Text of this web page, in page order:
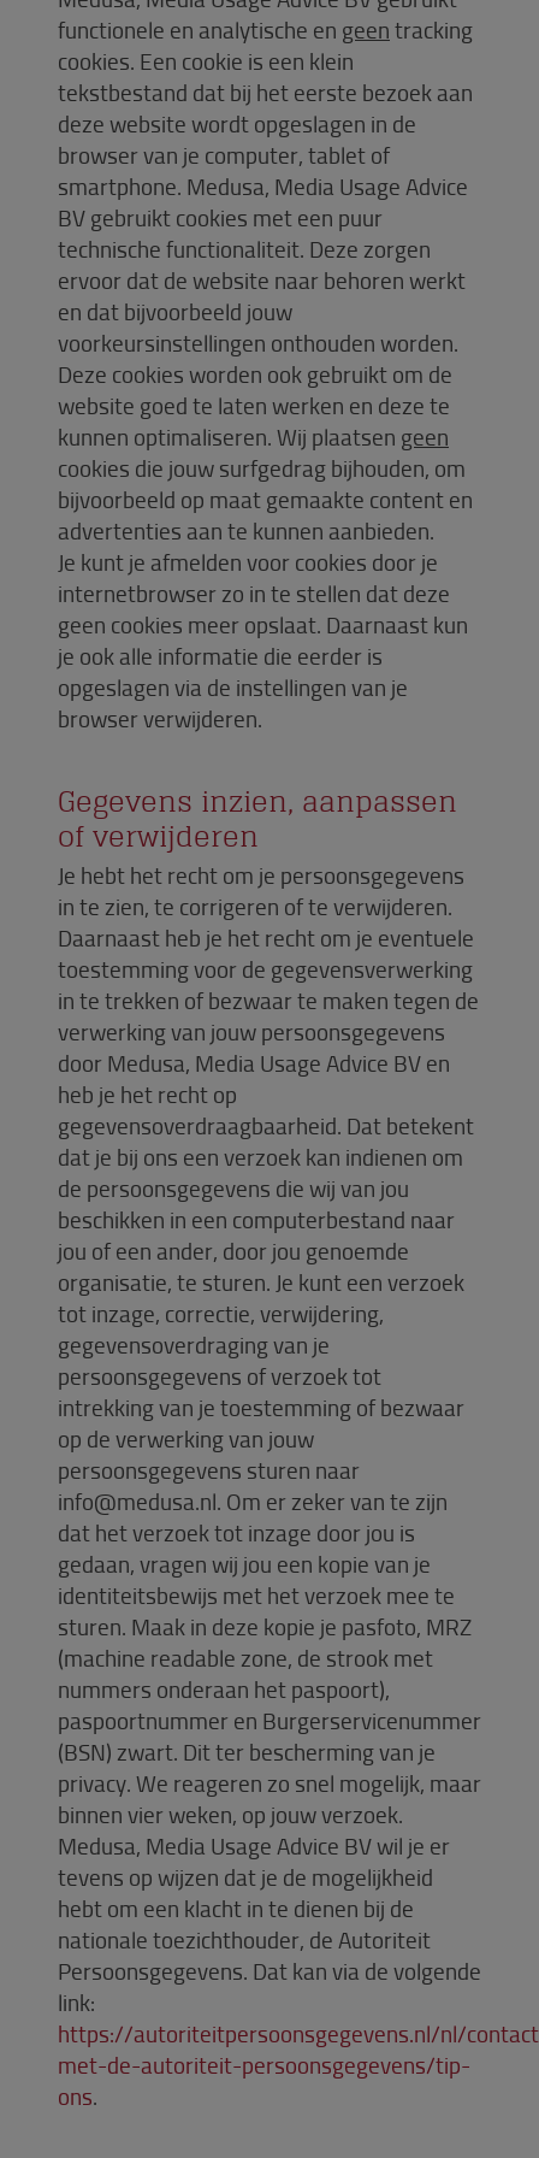
functionele en analytische en geentracking
cookies. Een cookie is een klein
tekstbestand dat bij het eerste bezoek aan
deze website wordt opgeslagen in de
browser van je computer, tablet of
smartphone. Medusa, Media Usage Advice
BV gebruikt cookies met een puur
technische functionaliteit. Deze zorgen
ervoor dat de website naar behoren werkt
en dat bijvoorbeeld jouw
voorkeursinstellingen onthouden worden.
Deze cookies worden ook gebruikt om de
website goed te laten werken en deze te
kunnen optimaliseren. Wij plaatsen geen
cookies die jouw surfgedrag bijhouden, om
bijvoorbeeld op maat gemaakte content en
advertenties aan te kunnen aanbieden.
Je kunt je afmelden voor cookies door je
internetbrowser zo in te stellen dat deze
geen cookies meer opslaat. Daarnaast kun
je ook alle informatie die eerder is
opgeslagen via de instellingen van je
browser verwijderen.
Gegevens inzien, aanpassen
of verwijderen
Je hebt het recht om je persoonsgegevens
in te zien, te corrigeren of te verwijderen.
Daarnaast heb je het recht om je eventuele
toestemming voor de gegevensverwerking
in te trekken of bezwaar te maken tegen de
verwerking van jouw persoonsgegevens
door Medusa, Media Usage Advice BV en
heb je het recht op
gegevensoverdraagbaarheid. Dat betekent
dat je bij ons een verzoek kan indienen om
de persoonsgegevens die wij van jou
beschikken in een computerbestand naar
jou of een ander, door jou genoemde
organisatie, te sturen. Je kunt een verzoek
tot inzage, correctie, verwijdering,
gegevensoverdraging van je
persoonsgegevens of verzoek tot
intrekking van je toestemming of bezwaar
op de verwerking van jouw
persoonsgegevens sturen naar
info@medusa.nl. Om er zeker van te zijn
dat het verzoek tot inzage door jou is
gedaan, vragen wij jou een kopie van je
identiteitsbewijs met het verzoek mee te
sturen. Maak in deze kopie je pasfoto, MRZ
(machine readable zone, de strook met
nummers onderaan het paspoort),
paspoortnummer en Burgerservicenummer
(BSN) zwart. Dit ter bescherming van je
privacy. We reageren zo snel mogelijk, maar
binnen vier weken, op jouw verzoek.
Medusa, Media Usage Advice BV wil je er
tevens op wijzen dat je de mogelijkheid
hebt om een klacht in te dienen bij de
nationale toezichthouder, de Autoriteit
Persoonsgegevens. Dat kan via de volgende
link:
https://autoriteitpersoonsgegevens.nl/nl/
met-de-autoriteit-persoonsgegevens/tip-
ons.